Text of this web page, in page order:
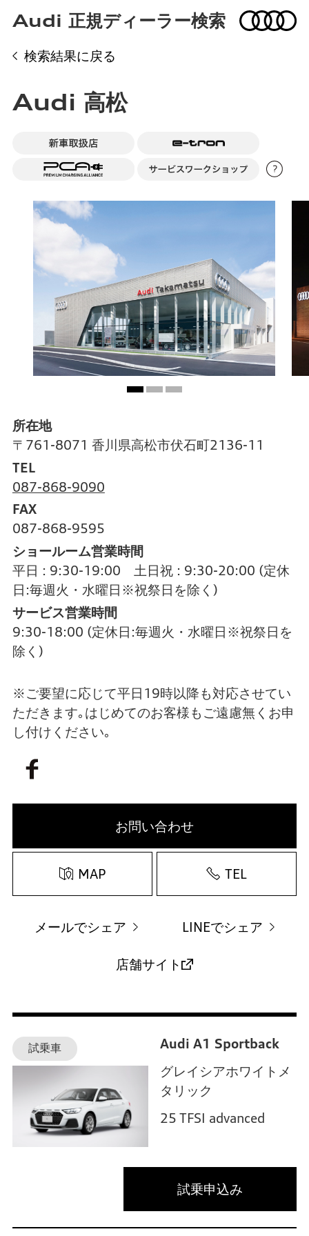
Audi 正規ディーラー検索
検索結果に戻る
Audi 高松
所在地
〒761-8071 香川県高松市伏石町2136-11
TEL
087-868-9090
FAX
087-868-9595
ショールーム営業時間
平日 : 9:30-19:00 土日祝 : 9:30-20:00 (定休
日:毎週火・水曜日※祝祭日を除く)
サービス営業時間
9:30-18:00 (定休日:毎週火・水曜日※祝祭日を
除く)
※ご要望に応じて平日19時以降も対応させてい
ただきます｡はじめてのお客様もご遠慮無くお申
し付けください｡
お問い合わせ
MAP TEL
メールでシェア LINEでシェア
店舗サイト
試乗車
Audi A1 Sportback
グレイシアホワイトメ
タリック
25 TFSI advanced
試乗申込み